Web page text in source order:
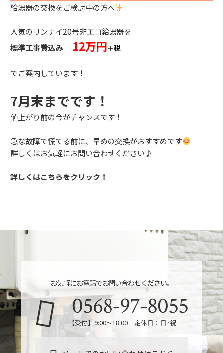
給湯器の交換をご検討中の方へ
人気のリンナイ20号非エコ給湯器を
標準工事費込み 12万円＋税
でご案内しています！
7月末までです！
値上がり前の今がチャンスです！
急な故障で慌てる前に、早めの交換がおすすめです
詳しくはお気軽にお問い合わせください♪
詳しくはこちらをクリック！
お気軽にお電話でお問い合わせください。
0568-97-8055
【受付】9:00～18:00 定休日：日･祝